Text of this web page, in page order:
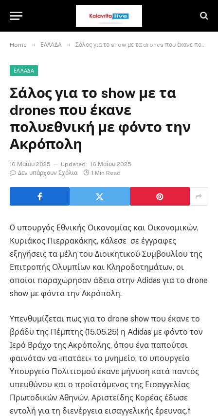
Home » ΕΛΛΑΔΑ » Σάλος για το show με τα drones που έκανε πολυεθνική με φόντο την Ακρόπολη
ΕΛΛΑΔΑ
Σάλος για το show με τα
drones που έκανε
πολυεθνική με φόντο την
Ακρόπολη
16 Μαΐου 2025 Updated: 16 Μαΐου 2025
Δεν υπάρχουν Σχόλια
1 Min Read
O υπουργός Εθνικής Οικονομίας και Οικονομικών,
Κυριάκος Πιερρακάκης, κάλεσε σε έγγραφες
εξηγήσεις τα μέλη του Διοικητικού Συμβουλίου της
Επιτροπής Ολυμπίων και Κληροδοτημάτων, οι
οποίοι παραχώρησαν άδεια στην Adidas για το drone
show με φόντο την Ακρόπολη.
Υπενθυμίζεται πως για το drone show που έκανε το
βράδυ της Πέμπτης (15.05.25) η Adidas με φόντο τον
Ιερό Βράχο της Ακρόπολης, όπου ένα παπούτσι
φαινόταν να «πατάει» το μνημείο, το υπουργείο
Υπουργείο Πολιτισμού έκανε μήνυση κατά παντός
υπευθύνου και ο προϊστάμενος της Εισαγγελίας
Πρωτοδικών Αθηνών, Αριστείδης Κορέας έδωσε
εντολή για τη διενέργεια εισαγγελικής έρευνας.f